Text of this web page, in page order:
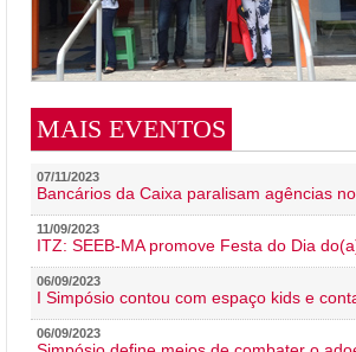
MAIS EVENTOS
07/11/2023
Bancários da Caixa paralisam agências
11/09/2023
ITZ: SEEB-MA promove Festa do Dia
06/09/2023
I Simpósio contou com espaço kids e
06/09/2023